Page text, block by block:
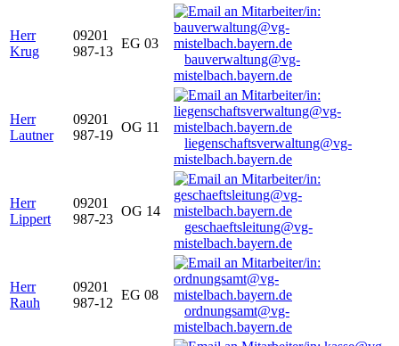
Herr
Krug
09201
987-13
EG 03
bauverwaltung@vg-
mistelbach.bayern.de
Herr
Lautner
09201
987-19
OG 11
liegenschaftsverwaltung@vg-
mistelbach.bayern.de
Herr
Lippert
09201
987-23
OG 14
geschaeftsleitung@vg-
mistelbach.bayern.de
Herr
Rauh
09201
987-12
EG 08
ordnungsamt@vg-
mistelbach.bayern.de